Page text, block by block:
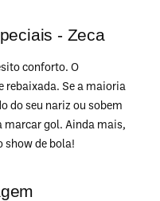
- Zeca
conforto. O
rebaixada. Se a maioria
do seu nariz ou sobem
marcar gol. Ainda mais,
show de bola!